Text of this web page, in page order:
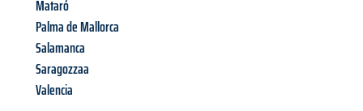
Mataró
Palma de Mallorca
Salamanca
Saragozzaa
Valencia